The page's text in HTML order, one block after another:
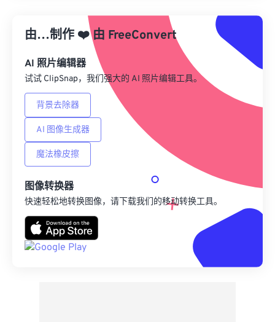
从预设应用
另存为预设
由…制作 ❤️由 FreeConvert
AI 照片编辑器
试试 ClipSnap，我们强大的 AI 照片编辑工具。
背景去除器
AI 图像生成器
魔法橡皮擦
图像转换器
快速轻松地转换图像，请下载我们的移动转换工具。